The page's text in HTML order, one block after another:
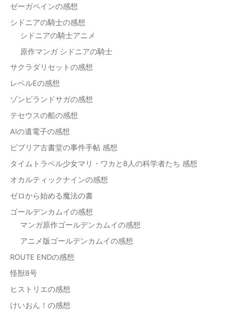
ゼーガペインの感想
シドニアの騎士の感想
シドニアの騎士アニメ
原作マンガ シドニアの騎士
サクラダリセットの感想
レベルEの感想
ゾンビランドサガの感想
テセウスの船の感想
AIの遺電子の感想
ビブリア古書堂の事件手帖 感想
タイムトラベル少女マリ・ワカと8人の科学者たち 感想
オカルティックナインの感想
ゼロから始める魔法の書
ゴールデンカムイの感想
マンガ原作ゴールデンカムイの感想
アニメ版ゴールデンカムイの感想
ROUTE ENDの感想
怪獣8号
ヒストリエの感想
けいおん！の感想